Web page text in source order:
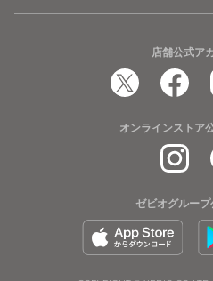
店舗公式ア
オンラインストア
ゼビオグループ